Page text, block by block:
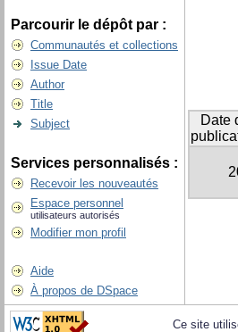
Parcourir le dépôt par :
Communautés et collections
Issue Date
Author
Title
Subject
Services personnalisés :
Recevoir les nouveautés
Espace personnel
utilisateurs autorisés
Modifier mon profil
Aide
À propos de DSpace
Date
Ce site